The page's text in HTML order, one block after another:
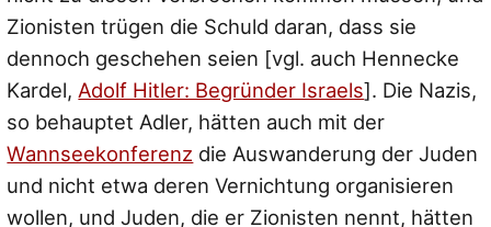
Zionisten trügen die Schuld daran, dass sie
dennoch geschehen seien [vgl. auch Hennecke
Kardel, Adolf Hitler: Begründer Israels]. Die Nazis,
so behauptet Adler, hätten auch mit der
Wannseekonferenz die Auswanderung der Juden
und nicht etwa deren Vernichtung organisieren
wollen, und Juden, die er Zionisten nennt, hätten